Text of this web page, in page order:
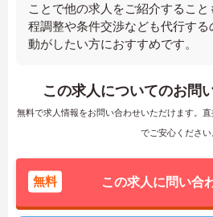
ことで他の求人をご紹介するこ
程調整や条件交渉なども代行す
動がしたい方におすすめです。
この求人についてのお問
無料で求人情報をお問い合わせいただけます。
でご安心ください
無料 この求人に問い合